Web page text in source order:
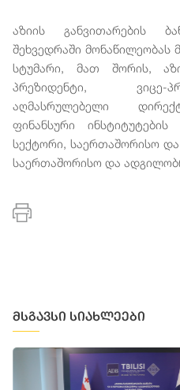
აზიის განვითარების
შეხვედრაში მონაწილეობას
სტუმარი, მათ შორის,
პრეზიდენტი, ვიცე-
აღმასრულებელი
ფინანსური
სექტორი, საერთაშორისო
საერთაშორისო და
მსგავსი სიახლეები